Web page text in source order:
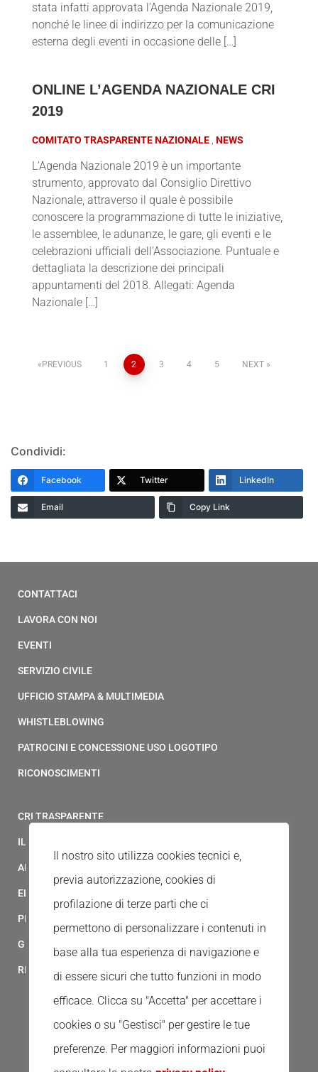
stata infatti approvata l’Agenda Nazionale 2019,
nonché le linee di indirizzo per la comunicazione
esterna degli eventi in occasione delle […]
ONLINE L’AGENDA NAZIONALE CRI
2019
COMITATO TRASPARENTE NAZIONALE NEWS
L’Agenda Nazionale 2019 è un importante
strumento, approvato dal Consiglio Direttivo
Nazionale, attraverso il quale è possibile
conoscere la programmazione di tutte le iniziative,
le assemblee, le adunanze, le gare, gli eventi e le
celebrazioni ufficiali dell’Associazione. Puntuale e
dettagliata la descrizione dei principali
appuntamenti del 2018. Allegati: Agenda
Nazionale […]
PREVIOUS 1 2 3 4 5 NEXT
Condividi:
Facebook Twitter LinkedIn
Email Copy Link
CONTATTACI
LAVORA CON NOI
EVENTI
SERVIZIO CIVILE
UFFICIO STAMPA & MULTIMEDIA
WHISTLEBLOWING
PATROCINI E CONCESSIONE USO LOGOTIPO
RICONOSCIMENTI
CRI TRASPARENTE
IL MODELLO 231 DELLA CROCE ROSSA ITALIANA
ALBO FORNITORI
ELENCO AVVOCATI
PRIVACY
GESTIONALE GAIA
RED CLOUD
Il nostro sito utilizza cookies tecnici e,
previa autorizzazione, cookies di
profilazione di terze parti che ci
permettono di personalizzare i contenuti in
base alla tua esperienza di navigazione e
di essere sicuri che tutto funzioni in modo
efficace. Clicca su "Accetta" per accettare i
cookies o su "Gestisci" per gestire le tue
preferenze. Per maggiori informazioni puoi